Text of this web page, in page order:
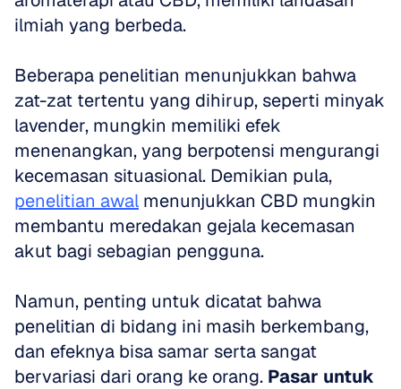
ilmiah yang berbeda.
Beberapa penelitian menunjukkan bahwa
zat-zat tertentu yang dihirup, seperti minyak
lavender, mungkin memiliki efek
menenangkan, yang berpotensi mengurangi
penelitian awal menunjukkan CBD mungkin
membantu meredakan gejala kecemasan
akut bagi sebagian pengguna.
Namun, penting untuk dicatat bahwa
penelitian di bidang ini masih berkembang,
dan efeknya bisa samar serta sangat
bervariasi dari orang ke orang. Pasar untuk